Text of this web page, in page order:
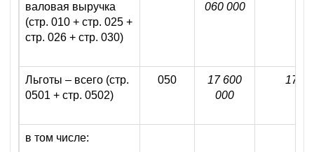
валовая выручка
(стр. 010 + стр. 025 +
стр. 026 + стр. 030)
060 000
Льготы – всего (стр.
0501 + стр. 0502)
050
17 600
000
17
в том числе: